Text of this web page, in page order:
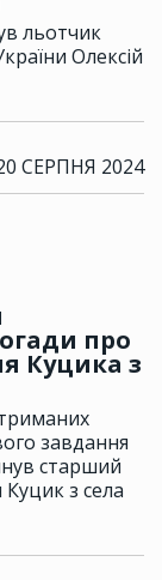
льотчик
Олексій
СЕРПНЯ 2024
про
Куцика з
завдання
старший
з села